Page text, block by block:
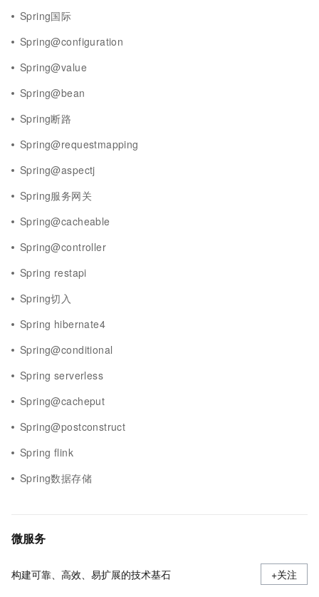
Spring国际
Spring@configuration
Spring@value
Spring@bean
Spring断路
Spring@requestmapping
Spring@aspectj
Spring服务网关
Spring@cacheable
Spring@controller
Spring restapi
Spring切入
Spring hibernate4
Spring@conditional
Spring serverless
Spring@cacheput
Spring@postconstruct
Spring flink
Spring数据存储
微服务
构建可靠、高效、易扩展的技术基石 +关注